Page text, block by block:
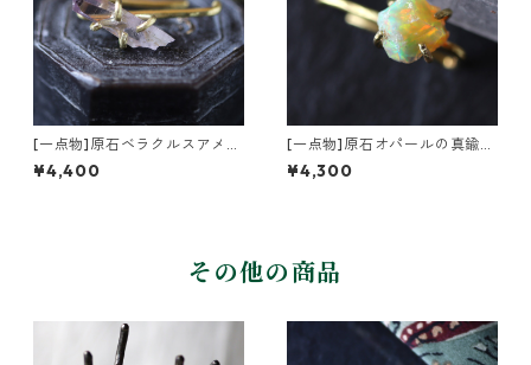
[一点物]原石ベラクルスアメジ
ストの真鍮インダストリアル
風イヤーカフ
¥4,400
[一点物]原石オパールの真鍮イ
ンダストリアル風イヤーカフ
¥4,300
その他の商品